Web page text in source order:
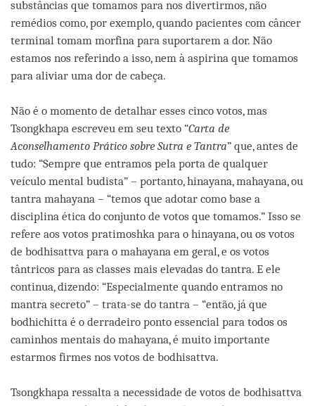
substâncias que tomamos para nos divertirmos, não
remédios como, por exemplo, quando pacientes com câncer
terminal tomam morfina para suportarem a dor. Não
estamos nos referindo a isso, nem à aspirina que tomamos
para aliviar uma dor de cabeça.
Não é o momento de detalhar esses cinco votos, mas
Tsongkhapa escreveu em seu texto “Carta de
Aconselhamento Prático sobre Sutra e Tantra” que, antes de
tudo: “Sempre que entramos pela porta de qualquer
veículo mental budista” – portanto, hinayana, mahayana, ou
tantra mahayana – “temos que adotar como base a
disciplina ética do conjunto de votos que tomamos.” Isso se
refere aos votos pratimoshka para o hinayana, ou os votos
de bodhisattva para o mahayana em geral, e os votos
tântricos para as classes mais elevadas do tantra. E ele
continua, dizendo: “Especialmente quando entramos no
mantra secreto” – trata-se do tantra – “então, já que
bodhichitta é o derradeiro ponto essencial para todos os
caminhos mentais do mahayana, é muito importante
estarmos firmes nos votos de bodhisattva.
Tsongkhapa ressalta a necessidade de votos de bodhisattva